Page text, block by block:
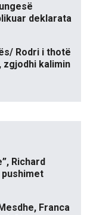
deklarata
Rodri i thotë
zgjodhi kalimin
Richard
Franca